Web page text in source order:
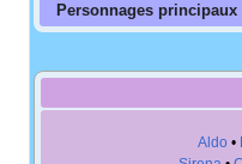
Personnages principaux
Aldo •